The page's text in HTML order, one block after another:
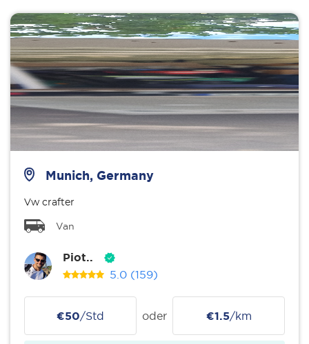
Munich, Germany
Vw crafter
Van
Piot..
5.0 (159)
€50/Std oder €1.5/km